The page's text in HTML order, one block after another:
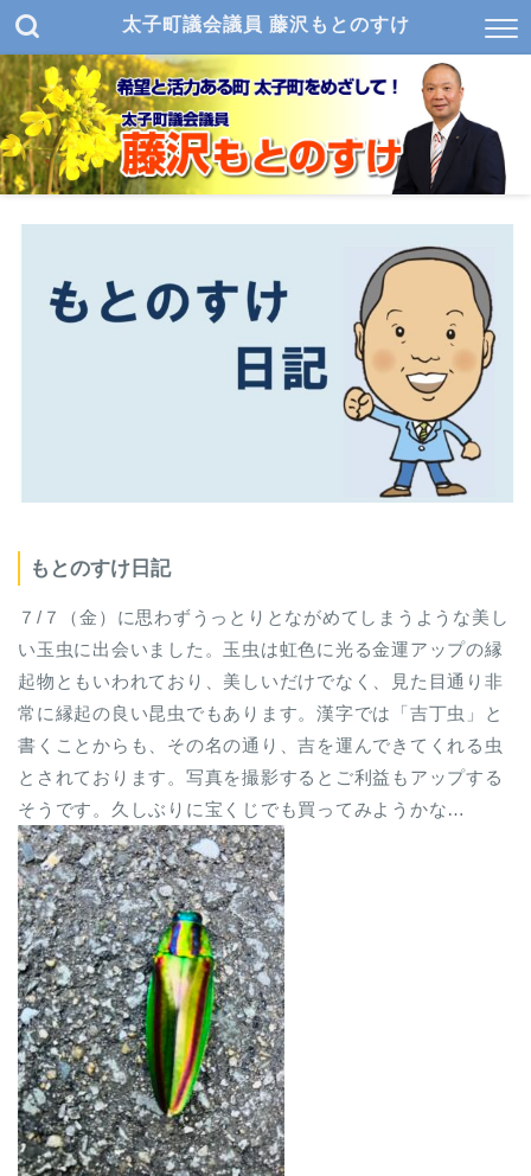
太子町議会議員 藤沢もとのすけ
もとのすけ日記
７/７（金）に思わずうっとりとながめてしまうような美し
い玉虫に出会いました。玉虫は虹色に光る金運アップの縁
起物ともいわれており、美しいだけでなく、見た目通り非
常に縁起の良い昆虫でもあります。漢字では「吉丁虫」と
書くことからも、その名の通り、吉を運んできてくれる虫
とされております。写真を撮影するとご利益もアップする
そうです。久しぶりに宝くじでも買ってみようかな…